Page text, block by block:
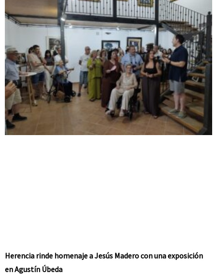
Herencia rinde homenaje a Jesús Madero con una exposición
en Agustín Úbeda